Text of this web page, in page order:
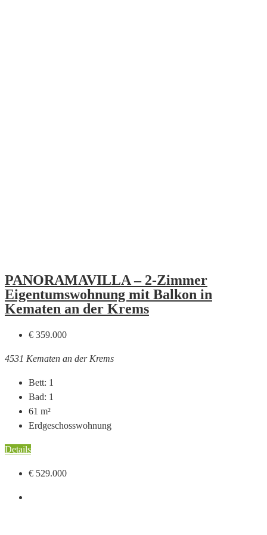
PANORAMAVILLA – 2-Zimmer
Eigentumswohnung mit Balkon in
Kematen an der Krems
€ 359.000
4531 Kematen an der Krems
Bett: 1
Bad: 1
61 m²
Erdgeschosswohnung
Details
€ 529.000